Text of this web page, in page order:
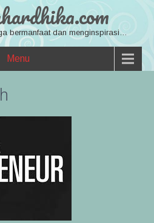
bermanfaat dan menginspirasi…
Menu